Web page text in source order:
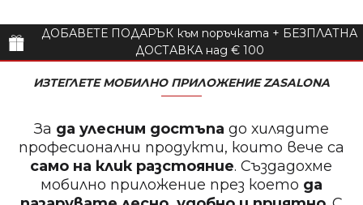
ДОБАВЕТЕ ПОДАРЪК към поръчката + БЕЗПЛАТНА
ДОСТАВКА над € 100
ИЗТЕГЛЕТЕ МОБИЛНО ПРИЛОЖЕНИЕ ZASALONA
За да улесним достъпа до хилядите
професионални продукти, които вече са
само на клик разстояние. Създадохме
мобилно приложение през което да